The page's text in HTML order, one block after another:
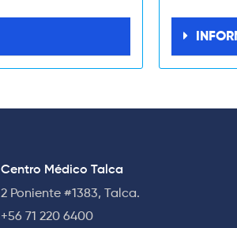
Centro Médico Talca
2 Poniente #1383, Talca.
+56 71 220 6400